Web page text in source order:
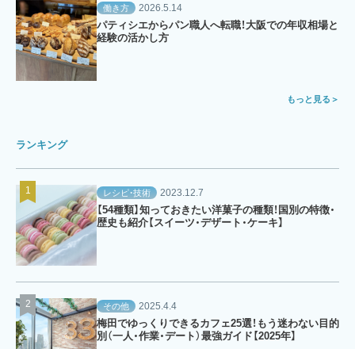
働き方 2026.5.14
パティシエからパン職人へ転職！大阪での年収相場と
経験の活かし方
もっと見る
ランキング
レシピ・技術 2023.12.7
【54種類】知っておきたい洋菓子の種類！国別の特徴・
歴史も紹介【スイーツ・デザート・ケーキ】
その他 2025.4.4
梅田でゆっくりできるカフェ25選！もう迷わない目的
別（一人・作業・デート）最強ガイド【2025年】